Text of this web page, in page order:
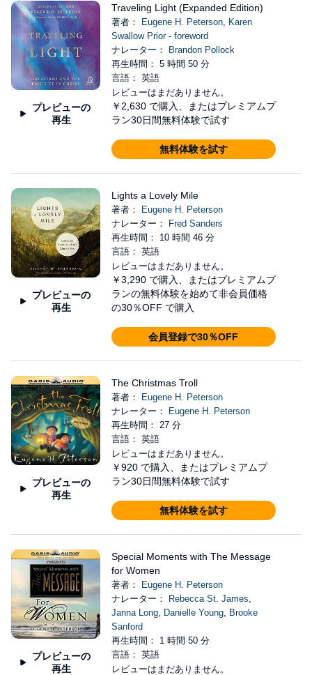
プレビューの
再生
Traveling Light (Expanded Edition)
著者： Eugene H. Peterson, Karen
Swallow Prior - foreword
ナレーター：
Brandon Pollock
再生時間： 5 時間 50 分
言語： 英語
レビューはまだありません。
￥2,630 で購入、またはプレミアムプ
ラン30日間無料体験で試す
無料体験を試す
プレビューの
再生
Lights a Lovely Mile
著者：
Eugene H. Peterson
ナレーター：
Fred Sanders
再生時間： 10 時間 46 分
言語： 英語
レビューはまだありません。
￥3,290 で購入、またはプレミアムプ
ランの無料体験を始めて非会員価格
の30％OFF で購入
会員登録で30％OFF
プレビューの
再生
The Christmas Troll
著者：
Eugene H. Peterson
ナレーター：
Eugene H. Peterson
再生時間： 27 分
言語： 英語
レビューはまだありません。
￥920 で購入、またはプレミアムプ
ラン30日間無料体験で試す
無料体験を試す
プレビューの
再生
Special Moments with The Message
for Women
著者：
Eugene H. Peterson
ナレーター：
Rebecca St. James,
Janna Long, Danielle Young, Brooke
Sanford
再生時間： 1 時間 50 分
言語： 英語
レビューはまだありません。